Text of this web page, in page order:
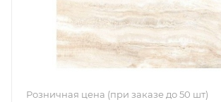
Розничная цена (при заказе до 50 шт)